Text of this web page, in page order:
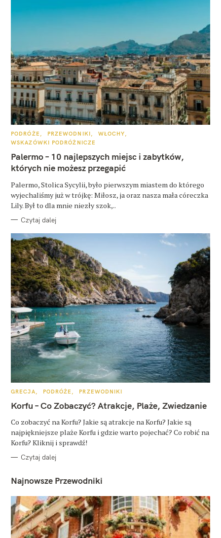
K
T
G
R
PODRÓŻE PRZEWODNIKI
WŁOCHY
WSKAZÓWKI PODRÓŻNICZE
Palermo – 10 najlepszych miejsc i zabytków,
których nie możesz przegapić
Palermo, Stolica Sycylii, było pierwszym miastem do którego
wyjechaliśmy już w trójkę: Miłosz, ja oraz nasza mała córeczka
Lily. Był to dla mnie niezły szok,..
Czytaj dalej
K
T
E
O
R
I
GRECJA PODRÓŻE PRZEWODNIKI
Korfu – Co Zobaczyć? Atrakcje, Plaże, Zwiedzanie
Co zobaczyć na Korfu? Jakie są atrakcje na Korfu? Jakie są
najpiękniejsze plaże Korfu i gdzie warto pojechać? Co robić na
Korfu? Kliknij i sprawdź!
Czytaj dalej
Najnowsze Przewodniki